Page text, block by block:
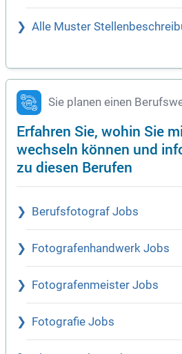
Alle Muster
Sie planen einen
Erfahren Sie, wohin Sie
wechseln können und
zu diesen Berufen
Berufsfotograf Jobs
Fotografenhandwerk Jobs
Fotografenmeister Jobs
Fotografie Jobs